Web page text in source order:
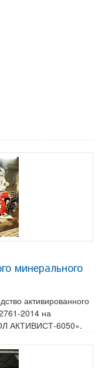
минерального
активированного
2014 на
АКТИВИСТ-6050».